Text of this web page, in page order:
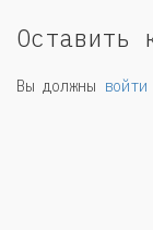
Оставить
Вы должны войти